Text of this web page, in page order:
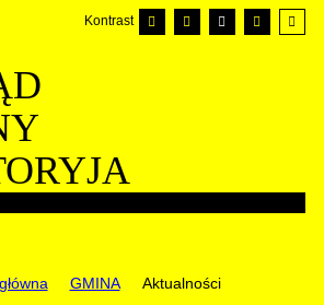
Kontrast
GMINA Aktualności